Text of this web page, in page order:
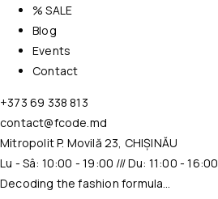
% SALE
Blog
Events
Contact
+373 69 338 813
contact@fcode.md
Mitropolit P. Movilă 23, CHIȘINĂU
Lu - Sâ: 10:00 - 19:00 /// Du: 11:00 - 16:00
Decoding the fashion formula…